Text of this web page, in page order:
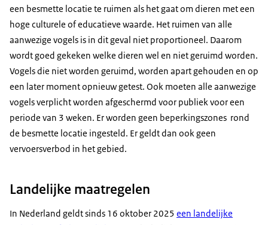
een besmette locatie te ruimen als het gaat om dieren met een
hoge culturele of educatieve waarde. Het ruimen van alle
aanwezige vogels is in dit geval niet proportioneel. Daarom
wordt goed gekeken welke dieren wel en niet geruimd worden.
Vogels die niet worden geruimd, worden apart gehouden en op
een later moment opnieuw getest. Ook moeten alle aanwezige
vogels verplicht worden afgeschermd voor publiek voor een
periode van 3 weken. Er worden geen beperkingszones rond
de besmette locatie ingesteld. Er geldt dan ook geen
vervoersverbod in het gebied.
Landelijke maatregelen
In Nederland geldt sinds 16 oktober 2025 een landelijke